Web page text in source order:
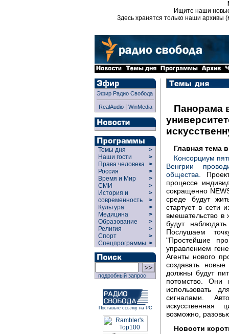
Ищите наши
Здесь хранятся только наши архивы
Эфир Радио Свобода
RealAudio| WinMedia
Темы дня
>
Наши гости
>
Права человека >
Россия
>
Время и Мир
>
СМИ
>
История и
современность
>
>
Культура
>
Медицина
>
Образование
>
Религия
>
Спорт
>
Спецпрограммы >
подробный запрос
Поставьте ссылку на РС
Панорама
Главная тема
Консорциум
Венгрии
общества.
процессе
сокращенно
среде будут
стартует в сети
вмешательство в
будут
Послушаем
"Простейшие
управлением
Агенты нового
создавать
должны будут
потомство. Они
использовать
сигналами.
искусственная
возможно,
Новости